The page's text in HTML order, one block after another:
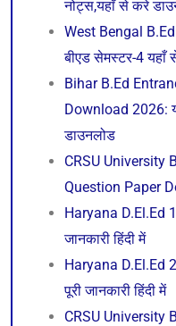
नोट्स,यहाँ से करे
West Bengal
बीएड सेमस्टर-4 यहाँ
Bihar B.Ed
Download 2026:
डाउनलोड
CRSU University
Question Paper
Haryana D.El.Ed
जानकारी हिंदी में
Haryana D.El.Ed
पूरी जानकारी हिंदी में
CRSU University